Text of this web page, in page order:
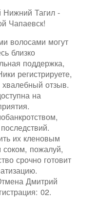
Нижний Тагил -
Чапаевск!
волосами могут
близко
поддержка,
регистрируете,
хвалебный отзыв.
на
их кленовым
пожалуй,
срочно готовит
Дмитрий
02.